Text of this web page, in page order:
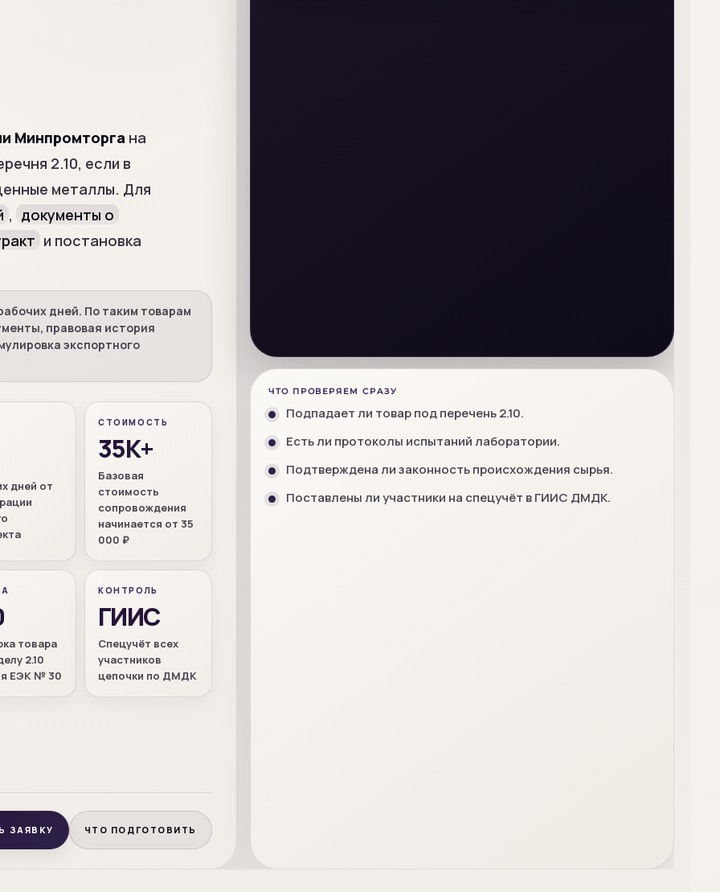
Минпромторга на
2.10, если в
металлы. Для
, документы о
и постановка
дней. По таким товарам
правовая история
экспортного
дней от
СТОИМОСТЬ
35К+
Базовая
стоимость
сопровождения
начинается от 35
000 ₽
товара
2.10
ЕЭК № 30
КОНТРОЛЬ
ГИИС
Спецучёт всех
участников
цепочки по ДМДК
ЗАЯВКУ ЧТО ПОДГОТОВИТЬ
ЧТО ПРОВЕРЯЕМ СРАЗУ
Подпадает ли товар под перечень 2.10.
Есть ли протоколы испытаний лаборатории.
Подтверждена ли законность происхождения сырья.
Поставлены ли участники на спецучёт в ГИИС ДМДК.